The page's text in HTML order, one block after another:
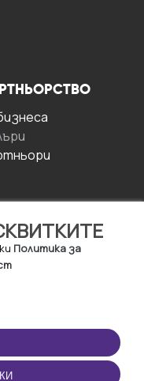
Политика за